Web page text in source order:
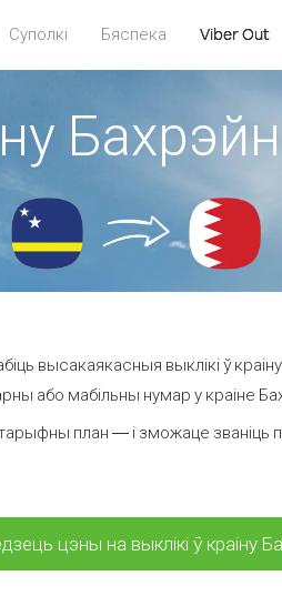
Суполкі Бяспека Viber Out
высакаякасныя выклікі ў
або мабільны нумар у краіне
план — і зможаце званіць
цэны на выклікі ў краіну